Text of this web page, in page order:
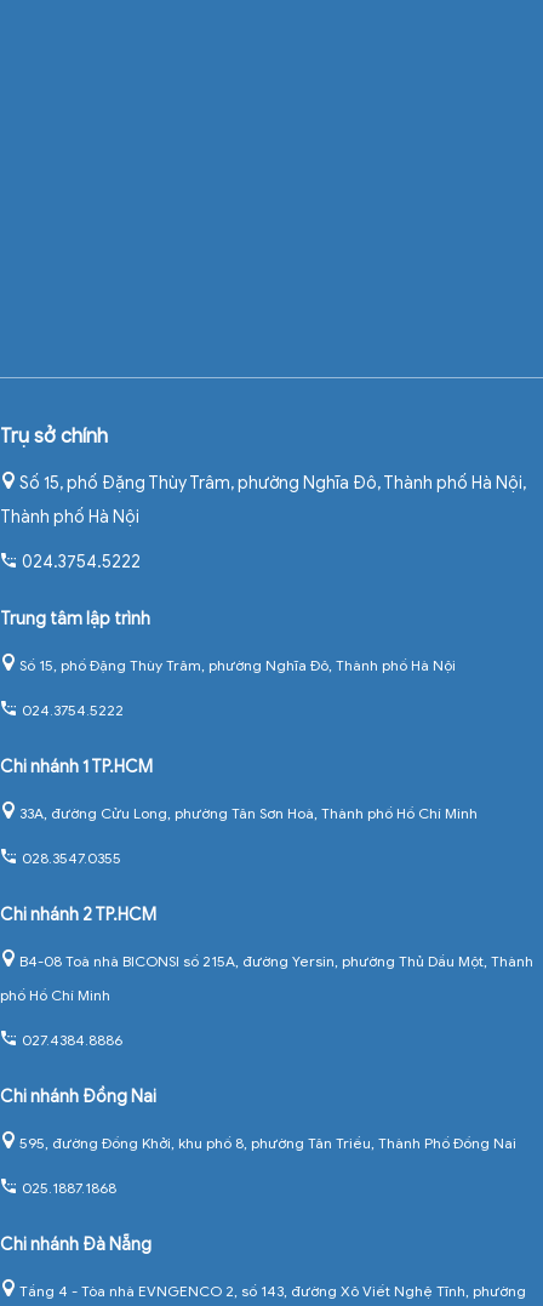
Trụ sở chính
Số 15, phố Đặng Thùy Trâm, phường Nghĩa Đô, Thành phố Hà Nội,
Thành phố Hà Nội
024.3754.5222
Trung tâm lập trình
Số 15, phố Đặng Thùy Trâm, phường Nghĩa Đô, Thành phố Hà Nội
024.3754.5222
Chi nhánh 1 TP.HCM
33A, đường Cửu Long, phường Tân Sơn Hoà, Thành phố Hồ Chí Minh
028.3547.0355
Chi nhánh 2 TP.HCM
B4-08 Toà nhà BICONSI số 215A, đường Yersin, phường Thủ Dầu Một, Thành
phố Hồ Chí Minh
027.4384.8886
Chi nhánh Đồng Nai
595, đường Đồng Khởi, khu phố 8, phường Tân Triều, Thành Phố Đồng Nai
025.1887.1868
Chi nhánh Đà Nẵng
Tầng 4 - Tòa nhà EVNGENCO 2, số 143, đường Xô Viết Nghệ Tĩnh, phường